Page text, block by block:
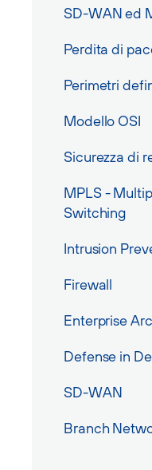
SD-WAN ed
Perdita di
Perimetri
Modello OSI
Sicurezza di
MPLS -
Switching
Intrusion
Firewall
Enterprise
Defense in
SD-WAN
Branch